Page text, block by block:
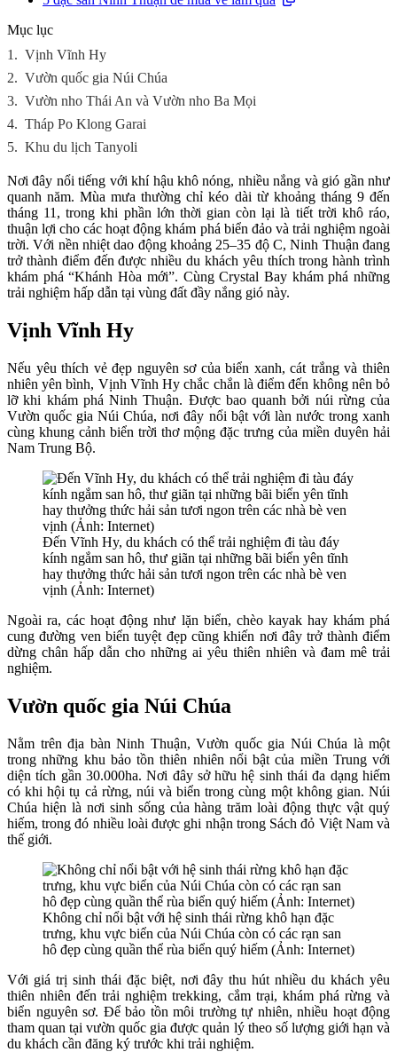
Mục lục
1. Vịnh Vĩnh Hy
2. Vườn quốc gia Núi Chúa
3. Vườn nho Thái An và Vườn nho Ba Mọi
4. Tháp Po Klong Garai
5. Khu du lịch Tanyoli
Nơi đây nổi tiếng với khí hậu khô nóng, nhiều nắng và gió gần như
quanh năm. Mùa mưa thường chỉ kéo dài từ khoảng tháng 9 đến
tháng 11, trong khi phần lớn thời gian còn lại là tiết trời khô ráo,
thuận lợi cho các hoạt động khám phá biển đảo và trải nghiệm ngoài
trời. Với nền nhiệt dao động khoảng 25–35 độ C, Ninh Thuận đang
trở thành điểm đến được nhiều du khách yêu thích trong hành trình
khám phá “Khánh Hòa mới”. Cùng Crystal Bay khám phá những
trải nghiệm hấp dẫn tại vùng đất đầy nắng gió này.
Vịnh Vĩnh Hy
Nếu yêu thích vẻ đẹp nguyên sơ của biển xanh, cát trắng và thiên
nhiên yên bình, Vịnh Vĩnh Hy chắc chắn là điểm đến không nên bỏ
lỡ khi khám phá Ninh Thuận. Được bao quanh bởi núi rừng của
Vườn quốc gia Núi Chúa, nơi đây nổi bật với làn nước trong xanh
cùng khung cảnh biển trời thơ mộng đặc trưng của miền duyên hải
Nam Trung Bộ.
Đến Vĩnh Hy, du khách có thể trải nghiệm đi tàu đáy
kính ngắm san hô, thư giãn tại những bãi biển yên tĩnh
hay thưởng thức hải sản tươi ngon trên các nhà bè ven
vịnh (Ảnh: Internet)
Ngoài ra, các hoạt động như lặn biển, chèo kayak hay khám phá
cung đường ven biển tuyệt đẹp cũng khiến nơi đây trở thành điểm
dừng chân hấp dẫn cho những ai yêu thiên nhiên và đam mê trải
nghiệm.
Vườn quốc gia Núi Chúa
Nằm trên địa bàn Ninh Thuận, Vườn quốc gia Núi Chúa là một
trong những khu bảo tồn thiên nhiên nổi bật của miền Trung với
diện tích gần 30.000ha. Nơi đây sở hữu hệ sinh thái đa dạng hiếm
có khi hội tụ cả rừng, núi và biển trong cùng một không gian. Núi
Chúa hiện là nơi sinh sống của hàng trăm loài động thực vật quý
hiếm, trong đó nhiều loài được ghi nhận trong Sách đỏ Việt Nam và
thế giới.
Không chỉ nổi bật với hệ sinh thái rừng khô hạn đặc
trưng, khu vực biển của Núi Chúa còn có các rạn san
hô đẹp cùng quần thể rùa biển quý hiếm (Ảnh: Internet)
Với giá trị sinh thái đặc biệt, nơi đây thu hút nhiều du khách yêu
thiên nhiên đến trải nghiệm trekking, cắm trại, khám phá rừng và
biển nguyên sơ. Để bảo tồn môi trường tự nhiên, nhiều hoạt động
tham quan tại vườn quốc gia được quản lý theo số lượng giới hạn và
du khách cần đăng ký trước khi trải nghiệm.